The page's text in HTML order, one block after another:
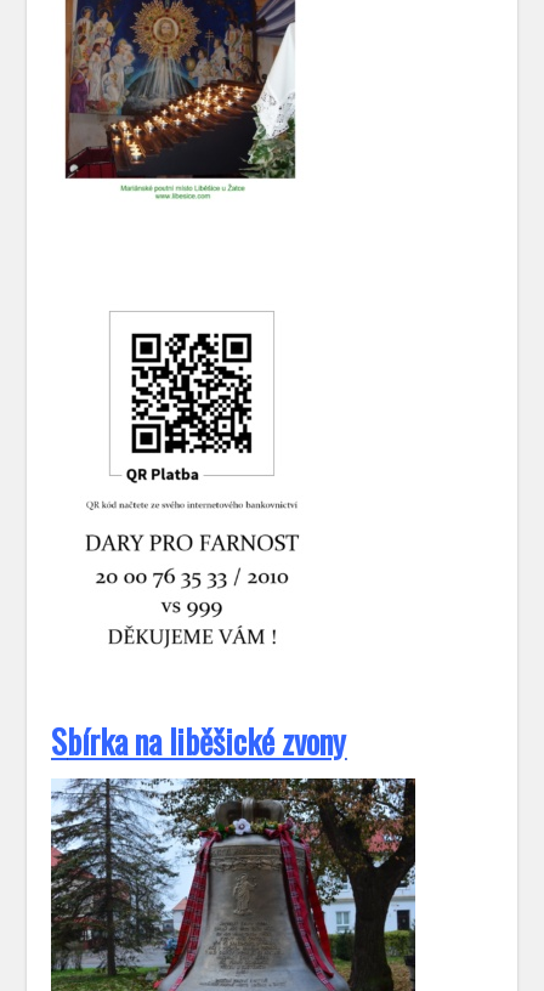
Sbírka na liběšické zvony